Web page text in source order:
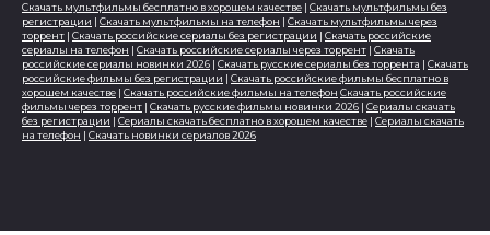
Скачать мультфильмы бесплатно в хорошем качестве | Скачать мультфильмы без
регистрации | Скачать мультфильмы на телефон | Скачать мультфильмы через
торрент | Скачать российские сериалы без регистрации | Скачать российские
сериалы на телефон | Скачать российские сериалы через торрент | Скачать
российские сериалы новинки 2026 | Скачать русские сериалы без торрента | Скачать
российские фильмы без регистрации | Скачать российские фильмы бесплатно в
хорошем качестве | Скачать российские фильмы на телефон Скачать российские
фильмы через торрент | Скачать русские фильмы новинки 2026 | Сериалы скачать
без регистрации | Сериалы скачать бесплатно в хорошем качестве | Сериалы скачать
на телефон | Скачать новинки сериалов 2026